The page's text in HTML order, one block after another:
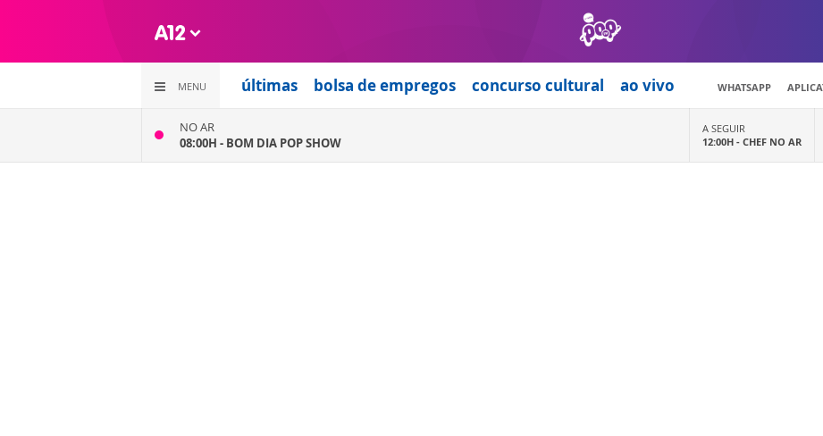
MENU últimas bolsa de empregos concurso cultural ao vivo WHATSAPP
NO AR
08:00H - BOM DIA POP SHOW
A SEGUIR
12:00H - CHEF NO AR